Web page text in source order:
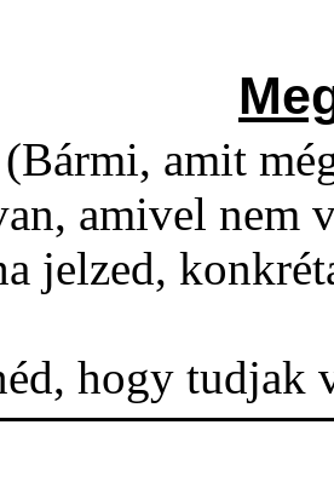
(Bármi, amit
amivel nem
jelzed,
hogy